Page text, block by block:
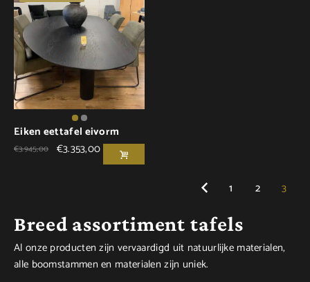
Eiken eettafel eivorm
€3.945,00 €3.353,00
1 2 3
Breed assortiment tafels
Al onze producten zijn vervaardigd uit natuurlijke materialen,
alle boomstammen en materialen zijn uniek.